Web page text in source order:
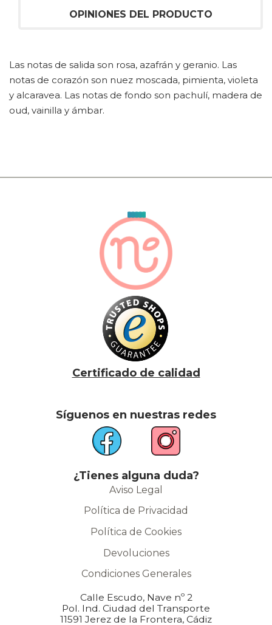
OPINIONES DEL PRODUCTO
Las notas de salida son rosa, azafrán y geranio. Las
notas de corazón son nuez moscada, pimienta, violeta
y alcaravea. Las notas de fondo son pachulí, madera de
oud, vainilla y ámbar.
Certificado de calidad
Síguenos en nuestras redes
¿Tienes alguna duda?
Aviso Legal
Política de Privacidad
Política de Cookies
Devoluciones
Condiciones Generales
Calle Escudo, Nave nº 2
Pol. Ind. Ciudad del Transporte
11591 Jerez de la Frontera, Cádiz